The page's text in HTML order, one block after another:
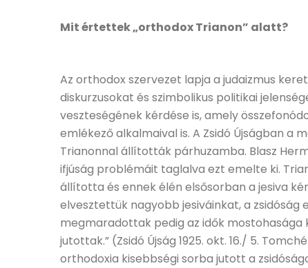
Mit értettek „orthodox Trianon” alatt?
Az orthodox szervezet lapja a judaizmus
diskurzusokat és szimbolikus politikai
veszteségének kérdése is, amely
emlékező alkalmaival is. A Zsidó Újságban a
Trianonnal állították párhuzamba. Blasz
ifjúság problémáit taglalva ezt emelte ki.
állította és ennek élén elsősorban a jesiva
elvesztettük nagyobb jesiváinkat, a
megmaradottak pedig az idők
jutottak.” (Zsidó Újság 1925. okt. 16./ 5.
orthodoxia kisebbségi sorba jutott a